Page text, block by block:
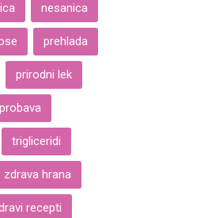
nesanica
prehlada
prirodni lek
probava
trigliceridi
zdrava hrana
recepti